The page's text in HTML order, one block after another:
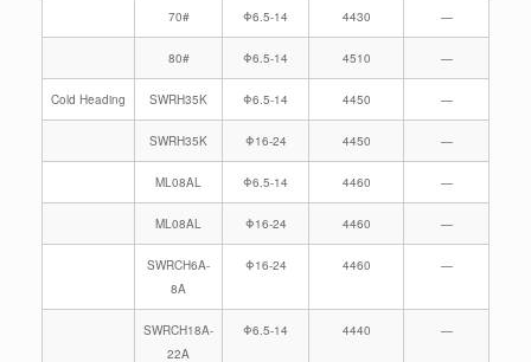
70# Φ6.5-14 4430 —
80# Φ6.5-14 4510 —
Cold Heading SWRH35K Φ6.5-14 4450 —
SWRH35K Φ16-24 4450 —
ML08AL Φ6.5-14 4460 —
ML08AL Φ16-24 4460 —
SWRCH6A-
8A
Φ16-24 4460 —
SWRCH18A-
22A
Φ6.5-14 4440 —